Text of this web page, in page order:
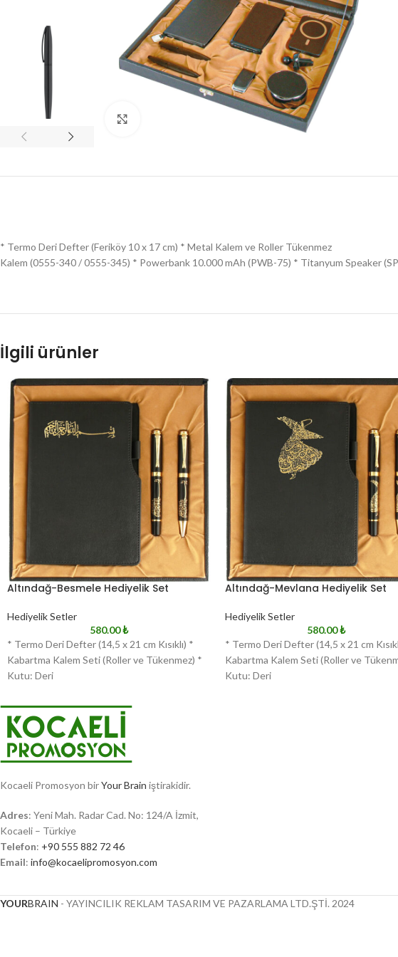
* Termo Deri Defter (Feriköy 10 x 17 cm) * Metal Kalem ve Roller Tükenmez
Kalem (0555-340 / 0555-345) * Powerbank 10.000 mAh (PWB-75) * Titanyum Speaker
İlgili ürünler
Altındağ-Besmele Hediyelik Set
Hediyelik Setler
580.00₺
* Termo Deri Defter (14,5 x 21 cm Kısıklı) *
Kabartma Kalem Seti (Roller ve Tükenmez) *
Kutu: Deri
Altındağ-Mevlana Hediyelik Set
Hediyelik Setler
580.00₺
* Termo Deri Defter (14,5 x 21 cm
Kabartma Kalem Seti (Roller ve
Kutu: Deri
Kocaeli Promosyon birYour Brain iştirakidir.
Adres: Yeni Mah. Radar Cad. No: 124/A İzmit,
Kocaeli – Türkiye
Telefon: +90 555 882 72 46
Email: info@kocaelipromosyon.com
YOURBRAIN - YAYINCILIK REKLAM TASARIM VE PAZARLAMA LTD.ŞTİ. 2024